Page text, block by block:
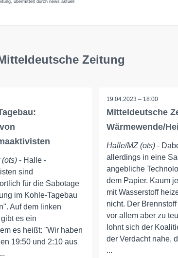
übermittelt durch news aktuell
Zeitung
- Halle -
sind
für die Sabotage
im Kohle-Tagebau
Auf dem linken
es ein
es heißt: "Wir haben
19:50 und 2:10 aus
19.04.2023 – 18:00
Mitteldeutsche
Wärmewende/
Halle/MZ (ots)-
allerdings in eine
angebliche
dem Papier. Kaum
mit Wasserstoff
nicht. Der
vor allem aber zu
lohnt sich der
der Verdacht nahe,
...